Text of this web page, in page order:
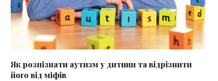
Як розпізнати аутизм у дитини та відрізнити
його від міфів